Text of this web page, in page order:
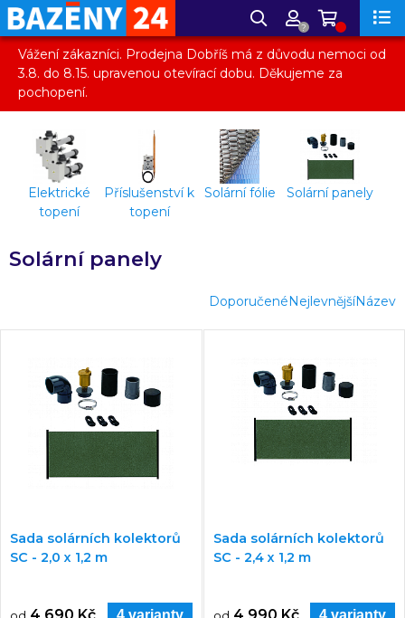
?
Vážení zákazníci. Prodejna Dobříš má z důvodu nemoci od
3.8. do 8.15. upravenou otevírací dobu. Děkujeme za
pochopení.
Elektrické
topení
Příslušenství k
topení
Solární fólie Solární panely
Solární panely
DoporučenéNejlevnějšíNázev
Sada solárních kolektorů
SC - 2,0 x 1,2 m
4 varianty
Sada solárních kolektorů
SC - 2,4 x 1,2 m
4 varianty